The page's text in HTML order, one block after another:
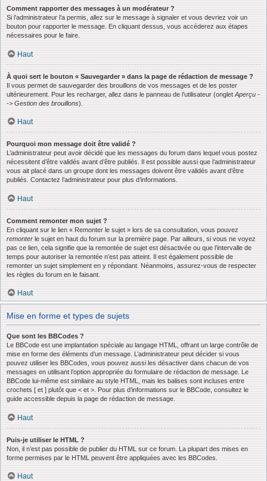
Comment rapporter des messages à un modérateur ?
Si l’administrateur l’a permis, allez sur le message à signaler et vous devriez voir un
bouton pour rapporter le message. En cliquant dessus, vous accéderez aux étapes
nécessaires pour le faire.
Haut
À quoi sert le bouton « Sauvegarder » dans la page de rédaction de message ?
Il vous permet de sauvegarder des brouillons de vos messages et de les poster
ultérieurement. Pour les recharger, allez dans le panneau de l’utilisateur (onglet Aperçu -
-> Gestion des brouillons).
Haut
Pourquoi mon message doit être validé ?
L’administrateur peut avoir décidé que les messages du forum dans lequel vous postez
nécessitent d’être validés avant d’être publiés. Il est possible aussi que l’administrateur
vous ait placé dans un groupe dont les messages doivent être validés avant d’être
publiés. Contactez l’administrateur pour plus d’informations.
Haut
Comment remonter mon sujet ?
En cliquant sur le lien « Remonter le sujet » lors de sa consultation, vous pouvez
remonter le sujet en haut du forum sur la première page. Par ailleurs, si vous ne voyez
pas ce lien, cela signifie que la remontée de sujet est désactivée ou que l’intervalle de
temps pour autoriser la remontée n’est pas atteint. Il est également possible de
remonter un sujet simplement en y répondant. Néanmoins, assurez-vous de respecter
les règles du forum en le faisant.
Haut
Mise en forme et types de sujets
Que sont les BBCodes ?
Le BBCode est une implantation spéciale au langage HTML, offrant un large contrôle de
mise en forme des éléments d’un message. L’administrateur peut décider si vous
pouvez utiliser les BBCodes, vous pouvez aussi les désactiver dans chacun de vos
messages en utilisant l’option appropriée du formulaire de rédaction de message. Le
BBCode lui-même est similaire au style HTML, mais les balises sont incluses entre
crochets [ et ] plutôt que < et >. Pour plus d’informations sur le BBCode, consultez le
guide accessible depuis la page de rédaction de message.
Haut
Puis-je utiliser le HTML ?
Non, il n’est pas possible de publier du HTML sur ce forum. La plupart des mises en
forme permises par le HTML peuvent être appliquées avec les BBCodes.
Haut